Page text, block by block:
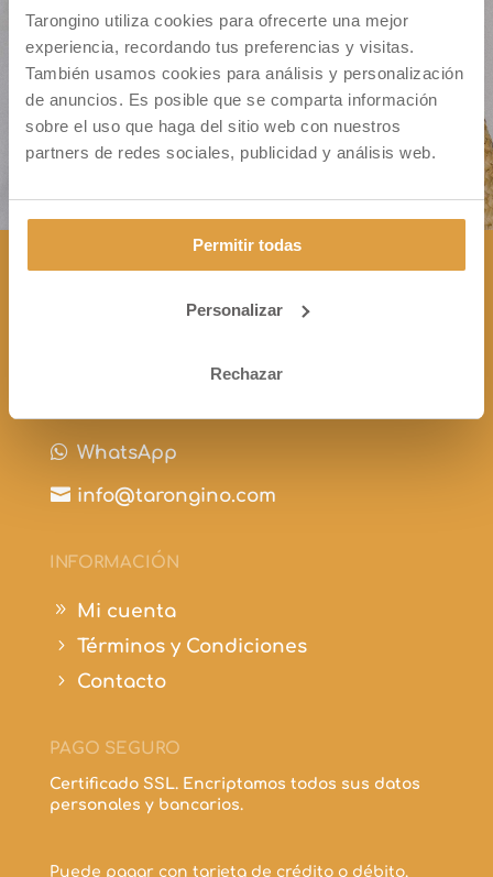
Tarongino utiliza cookies para ofrecerte una mejor
experiencia, recordando tus preferencias y visitas.
También usamos cookies para análisis y personalización
de anuncios. Es posible que se comparta información
sobre el uso que haga del sitio web con nuestros
partners de redes sociales, publicidad y análisis web.
Permitir todas
Personalizar
Rechazar
Cm. Montiver S/N – Pol. 31 Parc. 335
46500 Sagunto (VALENCIA)
CONTÁCTANOS
+34 963 172 344
 WhatsApp
 info@tarongino.com
INFORMACIÓN
9 Mi cuenta
5 Términos y Condiciones
5 Contacto
PAGO SEGURO
Certificado SSL. Encriptamos todos sus datos
personales y bancarios.
Puede pagar con tarjeta de crédito o débito.